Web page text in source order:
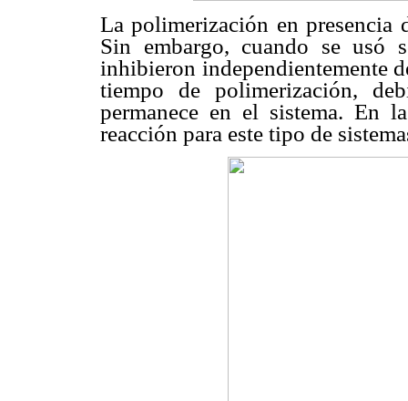
La polimerización en presencia
Sin embargo, cuando se usó
inhibieron independientemente
tiempo de polimerización,
permanece en el sistema. En
reacción para este tipo de